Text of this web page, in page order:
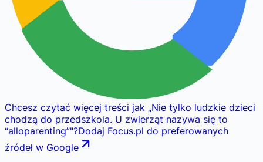
Chcesz czytać więcej treści jak „Nie tylko ludzkie dzieci
chodzą do przedszkola. U zwierząt nazywa się to
“alloparenting”"?Dodaj Focus.pl do preferowanych
źródeł w Google